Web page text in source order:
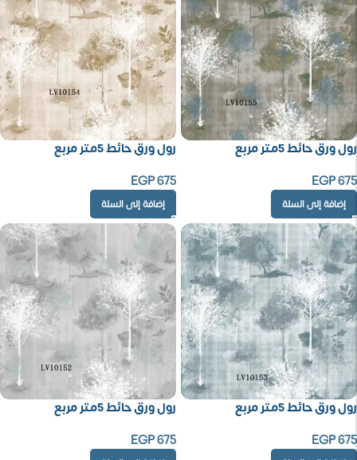
رول ورق حائط 5متر مربع
EGP675
إضافة إلى السلة
رول ورق حائط 5متر مربع
EGP675
إضافة إلى السلة
رول ورق حائط 5متر مربع
EGP675
رول ورق حائط 5متر مربع
EGP675